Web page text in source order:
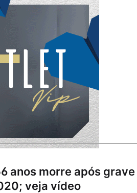
anos morre após grave
veja vídeo